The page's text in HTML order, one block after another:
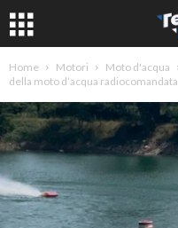
Home Motori Moto d'acqua
della moto d’acqua radiocomandata